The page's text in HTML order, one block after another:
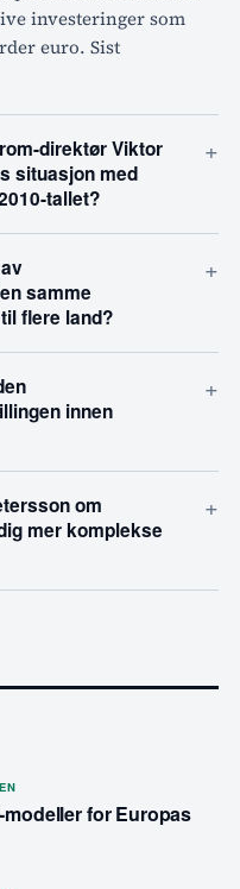
investeringer som
euro. Sist
direktør Viktor
situasjon med
tallet?
+
samme
flere land?
+
innen
+
om
mer komplekse
+
modeller for Europas